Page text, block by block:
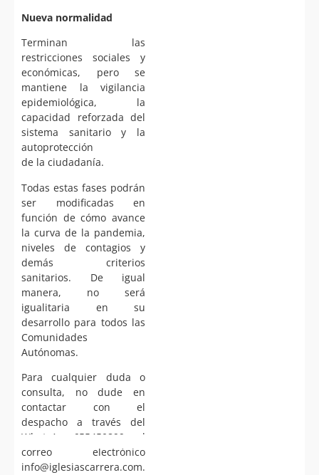
Nueva normalidad
Terminan las
restricciones sociales y
económicas, pero se
mantiene la vigilancia
epidemiológica, la
capacidad reforzada del
sistema sanitario y la
autoprotección
de la ciudadanía.
Todas estas fases podrán
ser modificadas en
función de cómo avance
la curva de la pandemia,
niveles de contagios y
demás criterios
sanitarios. De igual
manera, no será
igualitaria en su
desarrollo para todos las
Comunidades
Autónomas.
Para cualquier duda o
consulta, no dude en
contactar con el
despacho a través del
WhatsApp 655450899 o el
correo electrónico
info@iglesiascarrera.com.